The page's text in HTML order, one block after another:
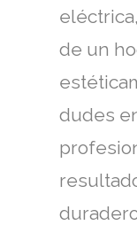
de un
dudes